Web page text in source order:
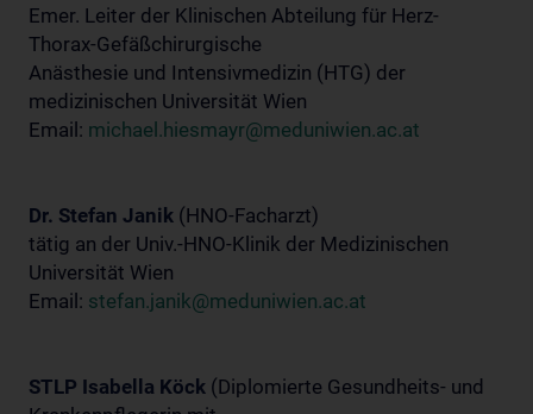
Emer. Leiter der Klinischen Abteilung für Herz-
Thorax-Gefäßchirurgische
Anästhesie und Intensivmedizin (HTG) der
medizinischen Universität Wien
Email: michael.hiesmayr@meduniwien.ac.at
Dr. Stefan Janik (HNO-Facharzt)
tätig an der Univ.-HNO-Klinik der Medizinischen
Universität Wien
Email: stefan.janik@meduniwien.ac.at
STLP Isabella Köck (Diplomierte Gesundheits- und